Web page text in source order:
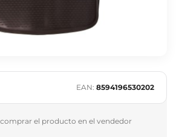
EAN: 8594196530202
el producto en el vendedor